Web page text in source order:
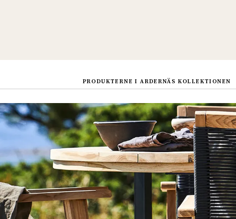
Sverige
Danmark
Norge
Suomi
PRODUKTERNE I ARDERNÄS KOLLEKTIONEN